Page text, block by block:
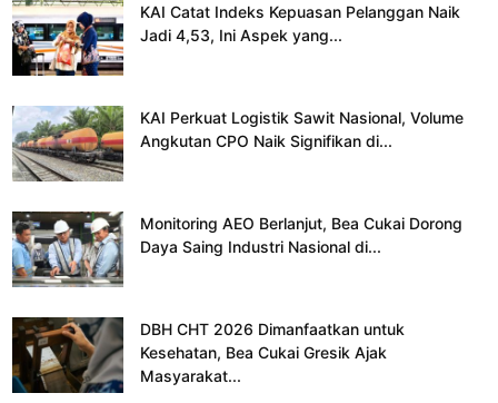
KAI Catat Indeks Kepuasan Pelanggan Naik
Jadi 4,53, Ini Aspek yang...
KAI Perkuat Logistik Sawit Nasional, Volume
Angkutan CPO Naik Signifikan di...
Monitoring AEO Berlanjut, Bea Cukai Dorong
Daya Saing Industri Nasional di...
DBH CHT 2026 Dimanfaatkan untuk
Kesehatan, Bea Cukai Gresik Ajak
Masyarakat...